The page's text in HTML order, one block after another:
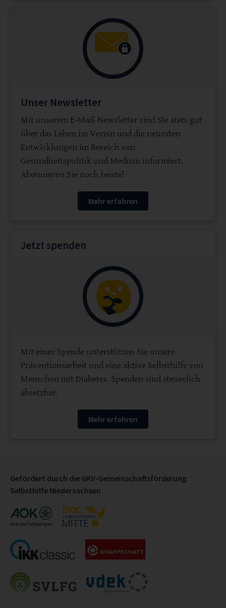
Unser Newsletter
Mit unserem E-Mail-Newsletter sind Sie stets gut
über das Leben im Verein und die neuesten
Entwicklungen im Bereich von
Gesundheitspolitik und Medizin informiert.
Abonnieren Sie noch heute!
Mehr erfahren
Jetzt spenden
Mit einer Spende unterstützen Sie unsere
Präventionsarbeit und eine aktive Selbsthilfe von
Menschen mit Diabetes. Spenden sind steuerlich
absetzbar.
Mehr erfahren
Gefördert durch die GKV-Gemeinschaftsförderung
Selbsthilfe Niedersachsen